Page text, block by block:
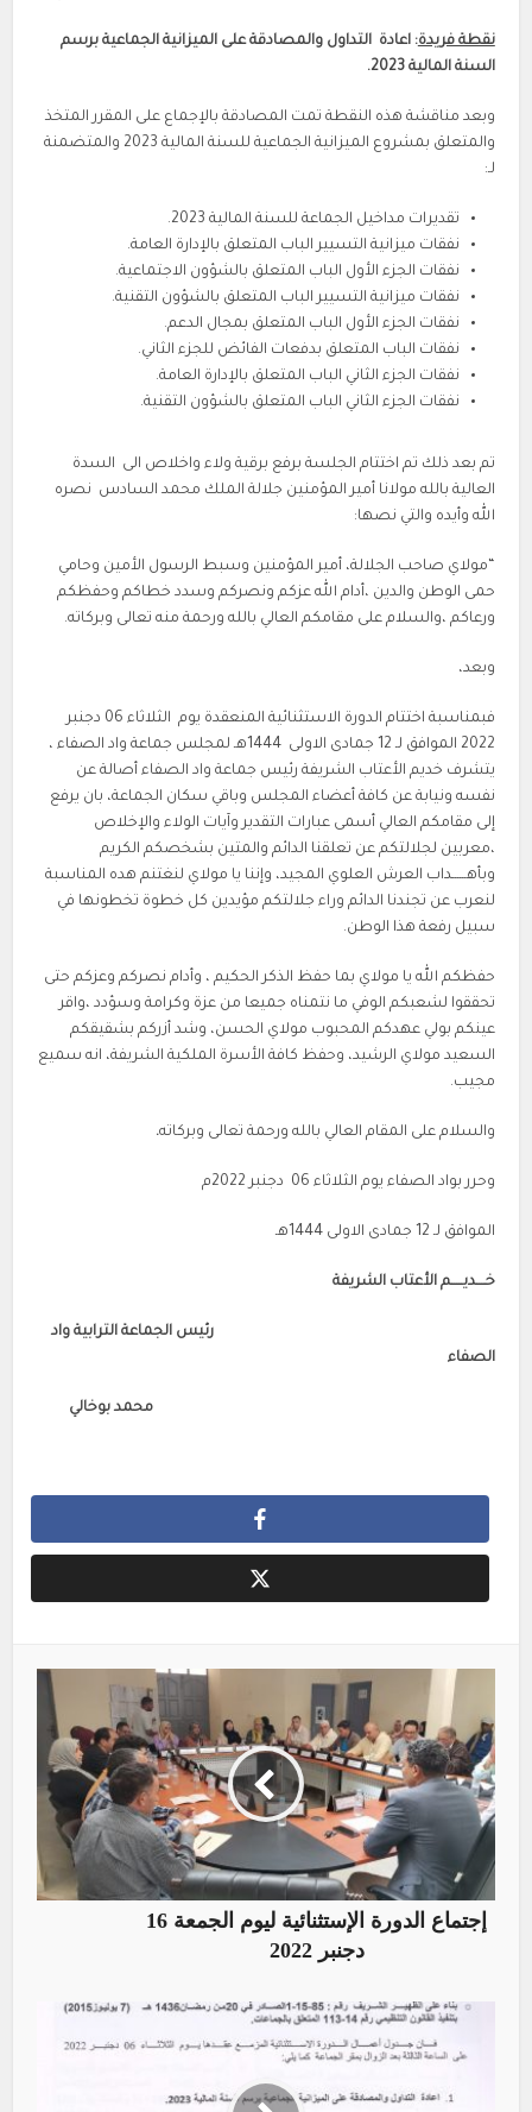
نقطة فريدة: اعادة التداول والمصادقة على الميزانية الجماعية برسم
السنة المالية 2023.
وبعد مناقشة هذه النقطة تمت المصادقة بالإجماع على المقرر المتخذ
والمتعلق بمشروع الميزانية الجماعية للسنة المالية 2023 والمتضمنة
لـ:
تقديرات مداخيل الجماعة للسنة المالية 2023.
نفقات ميزانية التسيير الباب المتعلق بالإدارة العامة.
نفقات الجزء الأول الباب المتعلق بالشؤون الاجتماعية.
نفقات ميزانية التسيير الباب المتعلق بالشؤون التقنية.
نفقات الجزء الأول الباب المتعلق بمجال الدعم.
نفقات الباب المتعلق بدفعات الفائض للجزء الثاني.
نفقات الجزء الثاني الباب المتعلق بالإدارة العامة.
نفقات الجزء الثاني الباب المتعلق بالشؤون التقنية.
تم بعد ذلك تم اختتام الجلسة برفع برقية ولاء واخلاص الى السدة
العالية بالله مولانا أمير المؤمنين جلالة الملك محمد السادس نصره
الله وأيده والتي نصها:
“مولاي صاحب الجلالة، أمير المؤمنين وسبط الرسول الأمين وحامي
حمى الوطن والدين ،أدام الله عزكم ونصركم وسدد خطاكم وحفظكم
ورعاكم ،والسلام على مقامكم العالي بالله ورحمة منه تعالى وبركاته.
وبعد،
فبمناسبة اختتام الدورة الاستثنائية المنعقدة يوم الثلاثاء 06 دجنبر
2022 الموافق لـ 12 جمادى الاولى 1444هـ لمجلس جماعة واد الصفاء ،
يتشرف خديم الأعتاب الشريفة رئيس جماعة واد الصفاء أصالة عن
نفسه ونيابة عن كافة أعضاء المجلس وباقي سكان الجماعة، بان يرفع
إلى مقامكم العالي أسمى عبارات التقدير وآيات الولاء والإخلاص
،معربين لجلالتكم عن تعلقنا الدائم والمتين بشخصكم الكريم
وبأهــــــداب العرش العلوي المجيد، وإننا يا مولاي لنغتنم هده المناسبة
لنعرب عن تجندنا الدائم وراء جلالتكم مؤيدين كل خطوة تخطونها في
سبيل رفعة هذا الوطن.
حفظكم الله يا مولاي بما حفظ الذكر الحكيم ، وأدام نصركم وعزكم حتى
تحققوا لشعبكم الوفي ما نتمناه جميعا من عزة وكرامة وسؤدد ،واقر
عينكم بولي عهدكم المحبوب مولاي الحسن، وشد أزركم بشقيقكم
السعيد مولاي الرشيد، وحفظ كافة الأسرة الملكية الشريفة، انه سميع
مجيب.
والسلام على المقام العالي بالله ورحمة تعالى وبركاته.
وحرر بواد الصفاء يوم الثلاثاء 06 دجنبر 2022م
الموافق لـ 12 جمادى الاولى 1444هـ
خــــديـــــم الأعتاب الشريفة
رئيس الجماعة الترابية واد
الصفاء
محمد بوخالي
إجتماع الدورة الإستثنائية ليوم الجمعة 16
دجنبر 2022